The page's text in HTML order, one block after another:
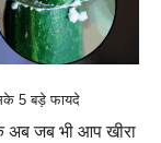
5 बड़े फायदे
अब जब भी आप खीरा